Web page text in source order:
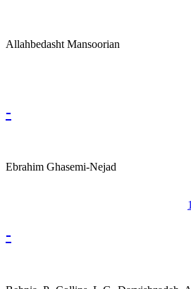
Allahbedasht Mansoorian
-
Ebrahim Ghasemi-Nejad
-